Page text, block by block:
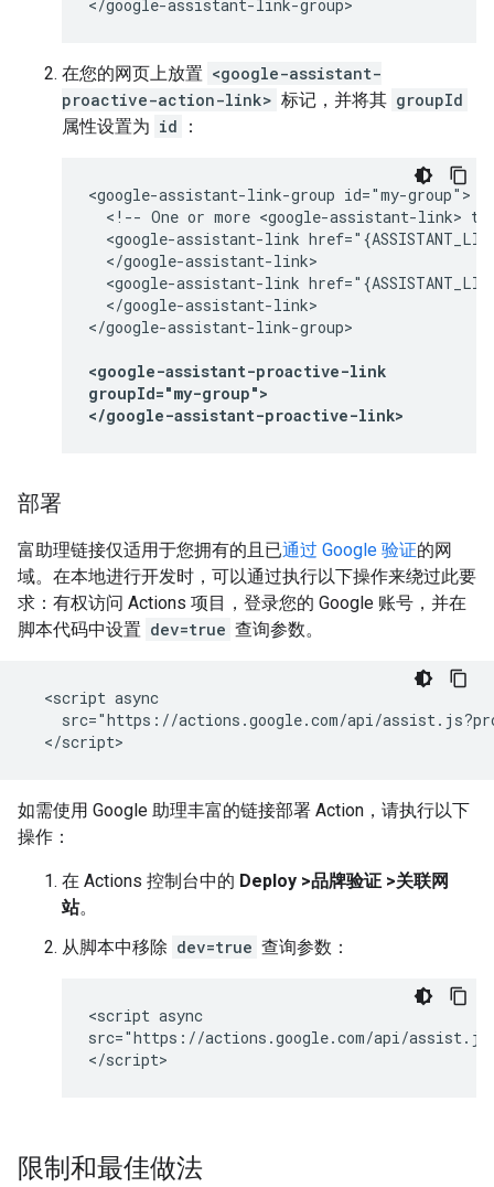
在您的网页上放置 <google-assistant-
proactive-action-link> 标记，并将其 groupId
属性设置为 id ：
<google-assistant-link-group id="my-group">
<!-- One or more <google-assistant-link>
<google-assistant-link
  </google-assistant-link>
<google-assistant-link
  </google-assistant-link>
</google-assistant-link-group>
<google-assistant-proactive-link
groupId="my-group">
</google-assistant-proactive-link>
部署
富助理链接仅适用于您拥有的且已通过 Google 验证的网
域。在本地进行开发时，可以通过执行以下操作来绕过此要
求：有权访问 Actions 项目，登录您的 Google 账号，并在
脚本代码中设置 dev=true 查询参数。
  <script async
src="https://actions.google.com/api/
如需使用 Google 助理丰富的链接部署 Action，请执行以下
操作：
在 Actions 控制台中的 Deploy >品牌验证 >关联网
站。
从脚本中移除 dev=true 查询参数：
<script async
src="https://actions.google.com/api/
限制和最佳做法